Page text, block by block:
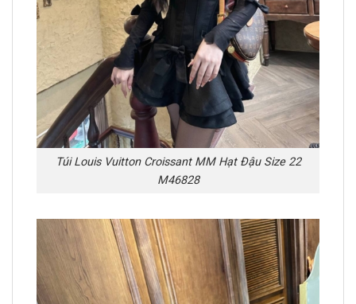
Túi Louis Vuitton Croissant MM Hạt Đậu Size 22
M46828